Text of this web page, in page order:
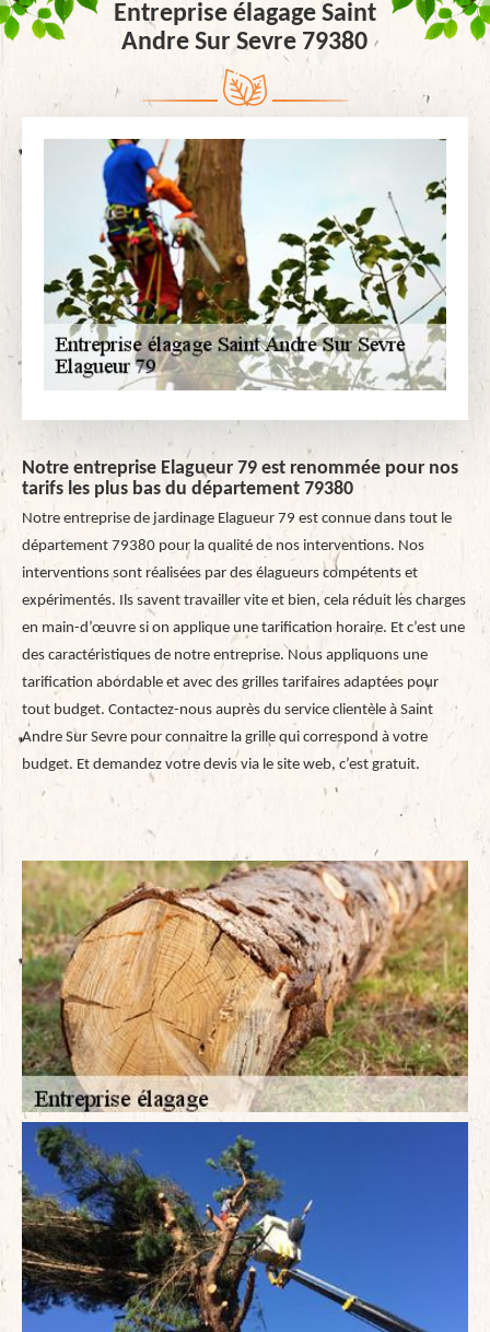
Entreprise élagage Saint
Andre Sur Sevre 79380
Notre entreprise Elagueur 79 est renommée pour nos
tarifs les plus bas du département 79380
Notre entreprise de jardinage Elagueur 79 est connue dans tout le
département 79380 pour la qualité de nos interventions. Nos
interventions sont réalisées par des élagueurs compétents et
expérimentés. Ils savent travailler vite et bien, cela réduit les charges
en main-d’œuvre si on applique une tarification horaire. Et c’est une
des caractéristiques de notre entreprise. Nous appliquons une
tarification abordable et avec des grilles tarifaires adaptées pour
tout budget. Contactez-nous auprès du service clientèle à Saint
Andre Sur Sevre pour connaitre la grille qui correspond à votre
budget. Et demandez votre devis via le site web, c’est gratuit.